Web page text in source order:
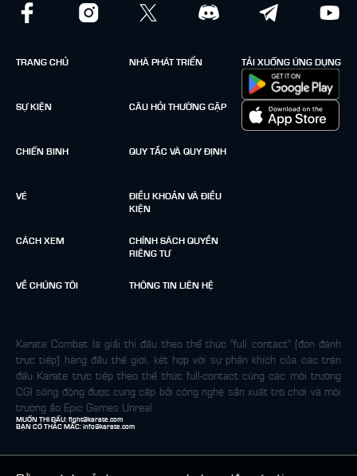
TRANG CHỦ
SỰ KIỆN
CHIẾN BINH
VÉ
CÁCH XEM
VỀ CHÚNG TÔI
NHÀ PHÁT TRIỂN
CÂU HỎI THƯỜNG GẶP
QUY TẮC VÀ QUY ĐỊNH
ĐIỀU KHOẢN VÀ ĐIỀU
KIỆN
CHÍNH SÁCH QUYỀN
RIÊNG TƯ
THÔNG TIN LIÊN HỆ
TẢI XUỐNG ỨNG DỤNG
Karate Combat là giải thi đấu theo thể thức "full contact" (đòn đánh
trực tiếp) hàng đầu thế giới, kết hợp với sự phấn khích của các trận
đấu Karate trực tiếp theo thể thức full-contact cùng các môi trường
CGI sống động được cung cấp bởi công nghệ sản xuất trò chơi và môi
trường ảo Epic Games Unreal.
MUỐN THI ĐẤU: fight@karate.com
BẠN CÓ THẮC MẮC: info@karate.com